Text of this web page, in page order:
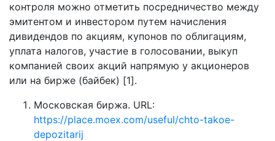
контроля можно отметить посредничество между
эмитентом и инвестором путем начисления
дивидендов по акциям, купонов по облигациям,
уплата налогов, участие в голосовании, выкуп
компанией своих акций напрямую у акционеров
или на бирже (байбек) [1].
Московская биржа. URL:
https://place.moex.com/useful/chto-takoe-
depozitarij